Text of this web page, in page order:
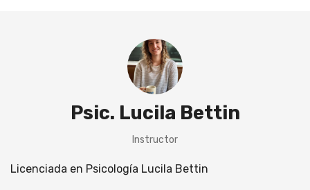
Psic. Lucila Bettin
Instructor
Licenciada en Psicología Lucila Bettin